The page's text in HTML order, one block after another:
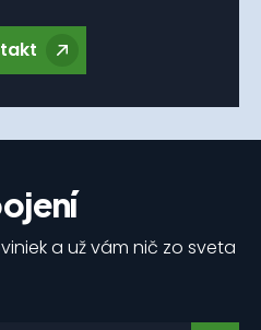
a už vám nič zo sveta